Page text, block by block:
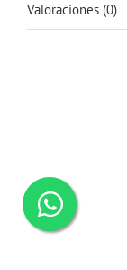
Valoraciones (0)